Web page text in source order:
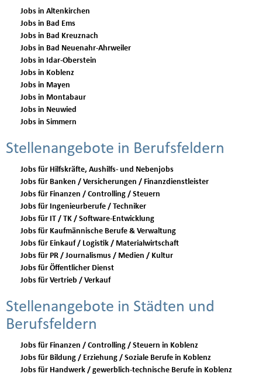
Jobs in Altenkirchen
Jobs in Bad Ems
Jobs in Bad Kreuznach
Jobs in Bad Neuenahr-Ahrweiler
Jobs in Idar-Oberstein
Jobs in Koblenz
Jobs in Mayen
Jobs in Montabaur
Jobs in Neuwied
Jobs in Simmern
Stellenangebote in Berufsfeldern
Jobs für Hilfskräfte, Aushilfs- und Nebenjobs
Jobs für Banken / Versicherungen / Finanzdienstleister
Jobs für Finanzen / Controlling / Steuern
Jobs für Ingenieurberufe / Techniker
Jobs für IT / TK / Software-Entwicklung
Jobs für Kaufmännische Berufe & Verwaltung
Jobs für Einkauf / Logistik / Materialwirtschaft
Jobs für PR / Journalismus / Medien / Kultur
Jobs für Öffentlicher Dienst
Jobs für Vertrieb / Verkauf
Stellenangebote in Städten und
Berufsfeldern
Jobs für Finanzen / Controlling / Steuern in Koblenz
Jobs für Bildung / Erziehung / Soziale Berufe in Koblenz
Jobs für Handwerk / gewerblich-technische Berufe in Koblenz